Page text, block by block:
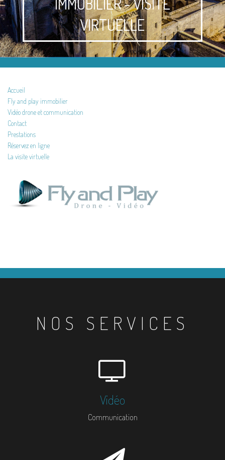
VIRTUELLE
Accueil
Fly and play immobilier
Vidéo drone et communication
Contact
Prestations
Réservez en ligne
La visite virtuelle
NOS SERVICES
Vidéo
Communication